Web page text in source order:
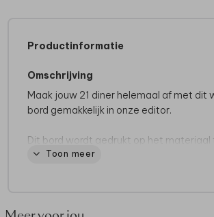
Productinformatie
Omschrijving
Maak jouw 21 diner helemaal af met dit
bord gemakkelijk in onze editor.
Dit bord wordt gedrukt op het materiaal
een stevig, weerbestendig materiaal
Toon meer